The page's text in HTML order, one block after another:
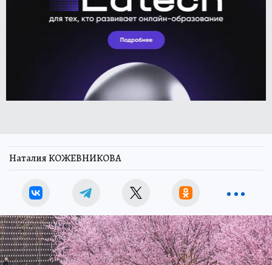
Наталия КОЖЕВНИКОВА